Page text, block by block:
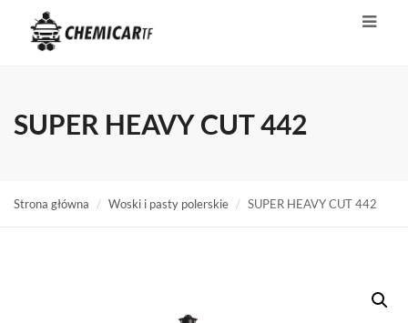
SUPER HEAVY CUT 442
Strona główna Woski i pasty polerskie SUPER HEAVY CUT 442